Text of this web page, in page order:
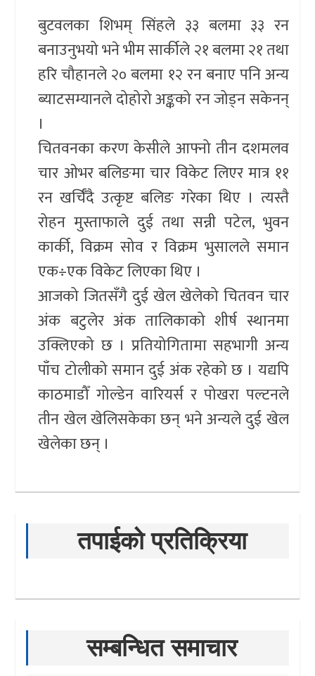
बुटवलका शिभम् सिंहले ३३ बलमा ३३ रन
बनाउनुभयो भने भीम सार्कीले २१ बलमा २१ तथा
हरि चौहानले २० बलमा १२ रन बनाए पनि अन्य
ब्याटसम्यानले दोहोरो अङ्कको रन जोड्न सकेनन्
।
चितवनका करण केसीले आफ्नो तीन दशमलव
चार ओभर बलिङमा चार विकेट लिएर मात्र ११
रन खर्चिँदै उत्कृष्ट बलिङ गरेका थिए । त्यस्तै
रोहन मुस्ताफाले दुई तथा सन्नी पटेल, भुवन
कार्की, विक्रम सोव र विक्रम भुसालले समान
एक÷एक विकेट लिएका थिए ।
आजको जितसँगै दुई खेल खेलेको चितवन चार
अंक बटुलेर अंक तालिकाको शीर्ष स्थानमा
उक्लिएको छ । प्रतियोगितामा सहभागी अन्य
पाँच टोलीको समान दुई अंक रहेको छ । यद्यपि
काठमाडौँ गोल्डेन वारियर्स र पोखरा पल्टनले
तीन खेल खेलिसकेका छन् भने अन्यले दुई खेल
खेलेका छन् ।
तपाईको प्रतिक्रिया
सम्बन्धित समाचार